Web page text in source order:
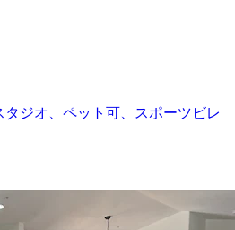
タジオ、ペット可、スポーツビレ